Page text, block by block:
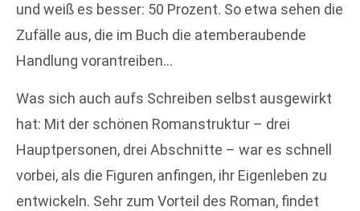
und weiß es besser: 50 Prozent. So etwa sehen die
Zufälle aus, die im Buch die atemberaubende
Handlung vorantreiben…
Was sich auch aufs Schreiben selbst ausgewirkt
hat: Mit der schönen Romanstruktur – drei
Hauptpersonen, drei Abschnitte – war es schnell
vorbei, als die Figuren anfingen, ihr Eigenleben zu
entwickeln. Sehr zum Vorteil des Roman, findet